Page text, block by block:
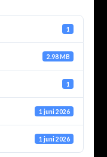
1
2.98 MB
1
1 juni 2026
1 juni 2026